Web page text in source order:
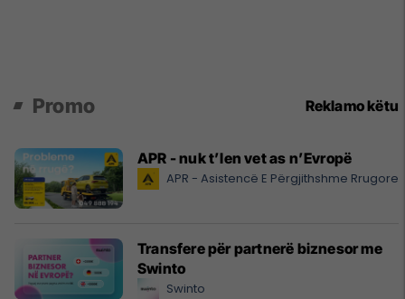
Promo Reklamo këtu
APR - nuk t’len vet as n’Evropë
APR - Asistencë E Përgjithshme Rrugore
Transfere për partnerë biznesor me
Swinto
Swinto